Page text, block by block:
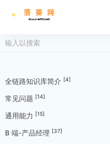
全链路知识库简介 [4]
常见问题 [14]
通用能力 [15]
B 端-产品经理 [37]